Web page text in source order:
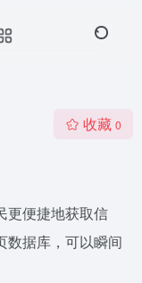
收藏 0
更便捷地获取信
数据库，可以瞬间